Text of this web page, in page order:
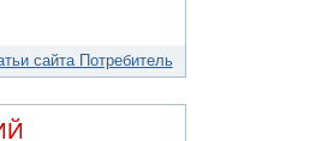
сайта Потребитель